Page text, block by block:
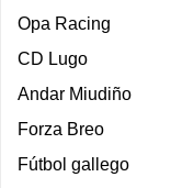
Opa Racing
CD Lugo
Andar Miudiño
Forza Breo
Fútbol gallego